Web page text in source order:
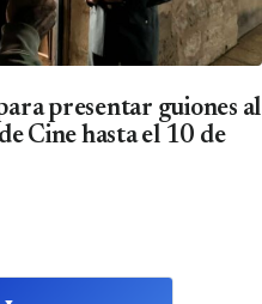
presentar guiones al
Cine hasta el 10 de